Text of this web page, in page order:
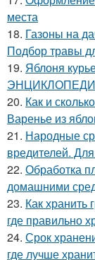
места
18. Газоны на
Подбор травы
19. Яблоня
20. Как и
Варенье из
21. Народные
вредителей.
22. Обработка
домашними
23. Как хранить
где правильно
24. Срок
где лучше